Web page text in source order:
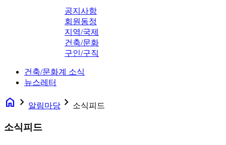
공지사항
회원동정
지역/국제
건축/문화
구인/구직
건축/문화계 소식
뉴스레터
home navigate_next 알림마당 navigate_next 소식피드
소식피드